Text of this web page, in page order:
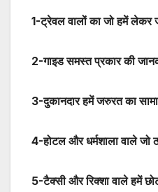
1-ट्रेवल वालों का जो हमें लेकर
2-गाइड समस्त प्रकार की
3-दुकानदार हमें जरुरत का
4-होटल और धर्मशाला वाले
5-टैक्सी और रिक्शा वाले हमें